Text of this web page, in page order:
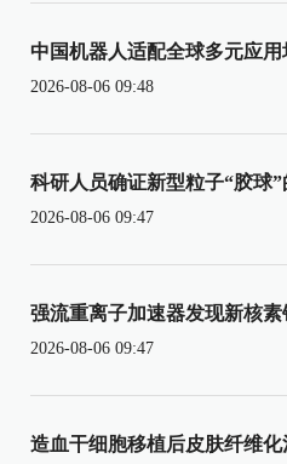
中国机器人适配全球多元应用
2026-08-06 09:48
科研人员确证新型粒子“胶球”
2026-08-06 09:47
强流重离子加速器发现新核素
2026-08-06 09:47
造血干细胞移植后皮肤纤维